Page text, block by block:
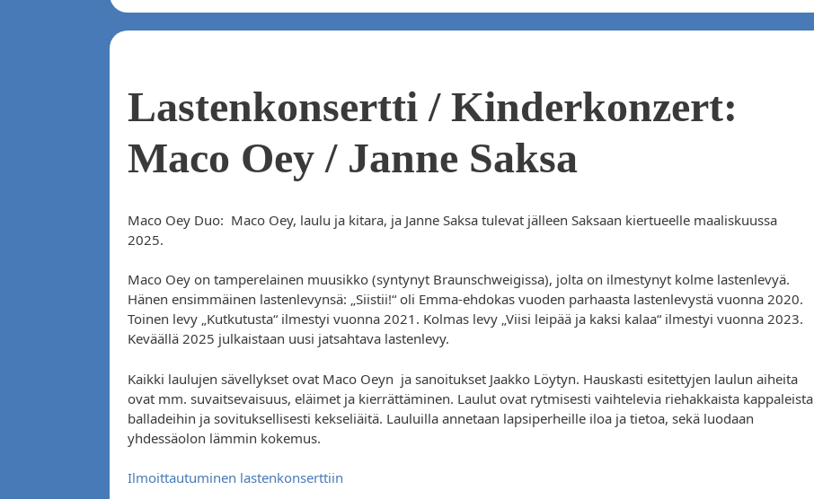
Lastenkonsertti / Kinderkonzert:
Maco Oey / Janne Saksa
Maco Oey Duo: Maco Oey, laulu ja kitara, ja Janne Saksa tulevat jälleen Saksaan kiertueelle maaliskuussa
2025.
Maco Oey on tamperelainen muusikko (syntynyt Braunschweigissa), jolta on ilmestynyt kolme lastenlevyä.
Hänen ensimmäinen lastenlevynsä: „Siistii!“ oli Emma-ehdokas vuoden parhaasta lastenlevystä vuonna 2020.
Toinen levy „Kutkutusta“ ilmestyi vuonna 2021. Kolmas levy „Viisi leipää ja kaksi kalaa“ ilmestyi vuonna 2023.
Keväällä 2025 julkaistaan uusi jatsahtava lastenlevy.
Kaikki laulujen sävellykset ovat Maco Oeyn ja sanoitukset Jaakko Löytyn. Hauskasti esitettyjen laulun aiheita
ovat mm. suvaitsevaisuus, eläimet ja kierrättäminen. Laulut ovat rytmisesti vaihtelevia riehakkaista kappaleista
balladeihin ja sovituksellisesti kekseliäitä. Lauluilla annetaan lapsiperheille iloa ja tietoa, sekä luodaan
yhdessäolon lämmin kokemus.
Ilmoittautuminen lastenkonserttiin